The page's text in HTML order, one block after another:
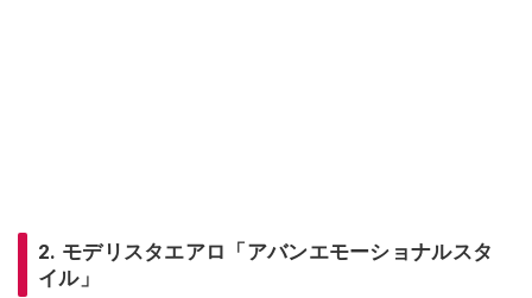
2. モデリスタエアロ「アバンエモーショナルスタ
イル」